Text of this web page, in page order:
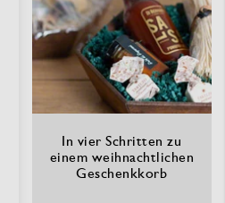
In vier Schritten zu
einem weihnachtlichen
Geschenkkorb